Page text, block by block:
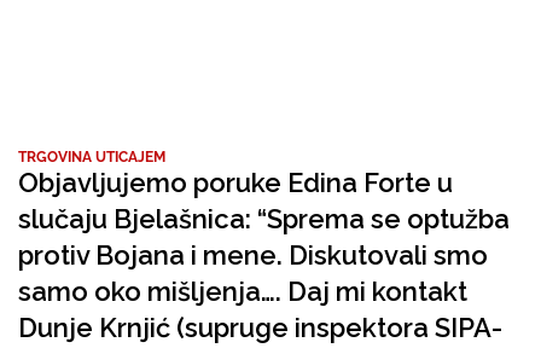
TRGOVINA UTICAJEM
Objavljujemo poruke Edina Forte u
slučaju Bjelašnica: “Sprema se optužba
protiv Bojana i mene. Diskutovali smo
samo oko mišljenja…. Daj mi kontakt
Dunje Krnjić (supruge inspektora SIPA-